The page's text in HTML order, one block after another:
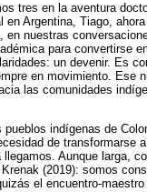
tres en la aventura
Argentina, Tiago,
nuestras
para convertirse
un devenir. Es
en movimiento. Ese
las comunidades
indígenas de
de transformarse
Aunque larga,
(2019): somos
el encuentro-